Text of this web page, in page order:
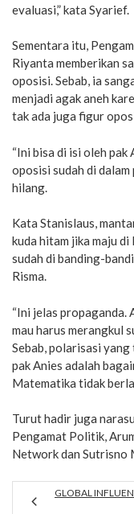
evaluasi,” kata Syarief.
Sementara itu,
Riyanta memberikan
oposisi. Sebab, ia
menjadi agak aneh
tak ada juga figur
“Ini bisa di isi oleh
oposisi sudah di
hilang.
Kata Stanislaus,
kuda hitam jika maju
sudah di banding-
Risma.
“Ini jelas propaganda.
mau harus merangkul
Sebab, polarisasi
pak Anies adalah
Matematika tidak
Turut hadir juga
Pengamat Politik,
Network dan Sutrisno
GLOBAL